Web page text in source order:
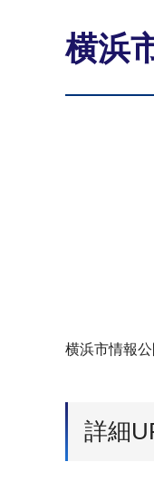
横浜
横浜市情報
詳細